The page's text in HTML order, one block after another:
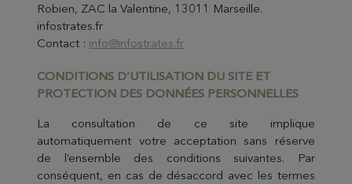
Robien, ZAC la Valentine, 13011 Marseille.
infostrates.fr
Contact : info@infostrates.fr
CONDITIONS D’UTILISATION DU SITE ET
PROTECTION DES DONNÉES PERSONNELLES
La consultation de ce site implique
automatiquement votre acceptation sans réserve
de l’ensemble des conditions suivantes. Par
conséquent, en cas de désaccord avec les termes